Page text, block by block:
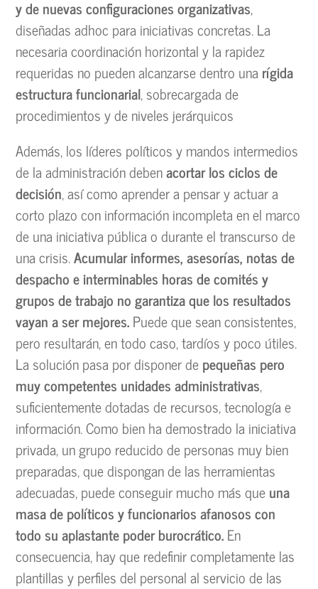
y de nuevas configuraciones organizativas,
diseñadas adhoc para iniciativas concretas. La
necesaria coordinación horizontal y la rapidez
requeridas no pueden alcanzarse dentro una rígida
estructura funcionarial, sobrecargada de
procedimientos y de niveles jerárquicos
Además, los líderes políticos y mandos intermedios
de la administración debenacortar los ciclos de
decisión, así como aprender a pensar y actuar a
corto plazo con información incompleta en el marco
de una iniciativa pública o durante el transcurso de
una crisis.Acumular informes, asesorías, notas de
despacho e interminables horas de comités y
grupos de trabajo no garantiza que los resultados
vayan a ser mejores.Puede que sean consistentes,
pero resultarán, en todo caso, tardíos y poco útiles.
La solución pasa por disponer depequeñas pero
muy competentes unidades administrativas,
suficientemente dotadas de recursos, tecnología e
información. Como bien ha demostrado la iniciativa
privada, un grupo reducido de personas muy bien
preparadas, que dispongan de las herramientas
adecuadas, puede conseguir mucho más queuna
masa de políticos y funcionarios afanosos con
todo su aplastante poder burocrático.En
consecuencia, hay que redefinir completamente las
plantillas y perfiles del personal al servicio de las